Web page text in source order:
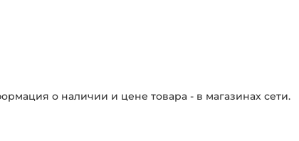
о наличии и цене товара - в магазинах сети.